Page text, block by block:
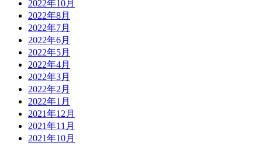
2022年10月
2022年8月
2022年7月
2022年6月
2022年5月
2022年4月
2022年3月
2022年2月
2022年1月
2021年12月
2021年11月
2021年10月